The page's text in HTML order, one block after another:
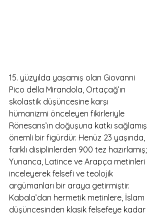
15. yüzyılda yaşamış olan Giovanni
Pico della Mirandola, Ortaçağ’ın
skolastik düşüncesine karşı
hümanizmi önceleyen fikirleriyle
Rönesans’ın doğuşuna katkı sağlamış
önemli bir figürdür. Henüz 23 yaşında,
farklı disiplinlerden 900 tez hazırlamış;
Yunanca, Latince ve Arapça metinleri
inceleyerek felsefi ve teolojik
argümanları bir araya getirmiştir.
Kabala’dan hermetik metinlere, İslam
düşüncesinden klasik felsefeye kadar